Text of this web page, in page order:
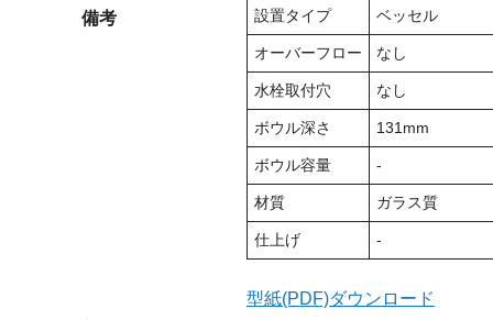
備考 設置タイプ ベッセル
オーバーフロー なし
水栓取付穴 なし
ボウル深さ 131mm
ボウル容量 -
材質 ガラス質
仕上げ -
型紙(PDF)ダウンロード